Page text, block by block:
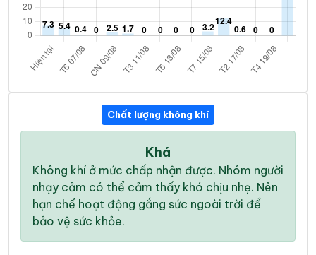
Chất lượng không khí
Khá
Không khí ở mức chấp nhận được. Nhóm người
nhạy cảm có thể cảm thấy khó chịu nhẹ. Nên
hạn chế hoạt động gắng sức ngoài trời để
bảo vệ sức khỏe.